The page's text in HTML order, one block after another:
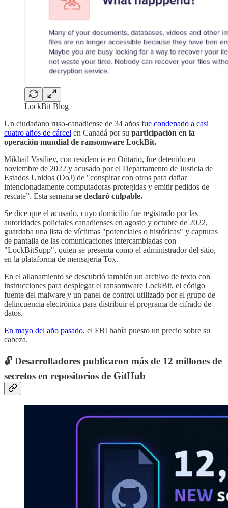
LockBit Blog
Un ciudadano ruso-canadiense de 34 años fue condenado a casi
cuatro años de cárcel en Canadá por su participación en la
operación mundial de ransomware LockBit.
Mikhail Vasiliev, con residencia en Ontario, fue detenido en
noviembre de 2022 y acusado por el Departamento de Justicia de
Estados Unidos (DoJ) de "conspirar con otros para dañar
intencionadamente computadoras protegidas y emitir pedidos de
rescate”. Esta semana se declaró culpable.
Se dice que el acusado, cuyo domicilio fue registrado por las
autoridades policiales canadienses en agosto y octubre de 2022,
guardaba una lista de víctimas "potenciales o históricas" y capturas
de pantalla de las comunicaciones intercambiadas con
"LockBitSupp", quien se presenta como el administrador del sitio,
en la plataforma de mensajería Tox.
En el allanamiento se descubrió también un archivo de texto con
instrucciones para desplegar el ransomware LockBit, el código
fuente del malware y un panel de control utilizado por el grupo de
delincuencia electrónica para distribuir el programa de cifrado de
datos.
En mayo del año pasado, el FBI había puesto un precio sobre su
cabeza.
🔓 Desarrolladores publicaron más de 12 millones de
secretos en repositorios de GitHub